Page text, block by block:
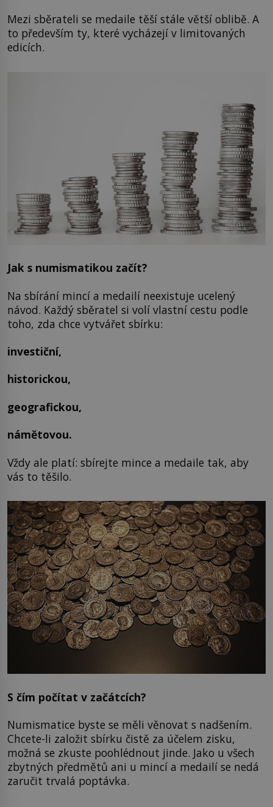
Mezi sběrateli se medaile těší stále větší oblibě. A
to především ty, které vycházejí v limitovaných
edicích.
Jak s numismatikou začít?
Na sbírání mincí a medailí neexistuje ucelený
návod. Každý sběratel si volí vlastní cestu podle
toho, zda chce vytvářet sbírku:
investiční,
historickou,
geografickou,
námětovou.
Vždy ale platí: sbírejte mince a medaile tak, aby
vás to těšilo.
S čím počítat v začátcích?
Numismatice byste se měli věnovat s nadšením.
Chcete-li založit sbírku čistě za účelem zisku,
možná se zkuste poohlédnout jinde. Jako u všech
zbytných předmětů ani u mincí a medailí se nedá
zaručit trvalá poptávka.